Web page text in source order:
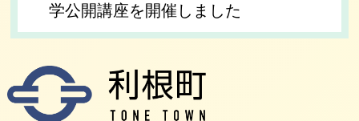
学公開講座を開催しました